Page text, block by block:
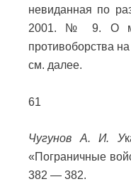
невиданная по
2001. № 9. О
противоборства
см. далее.
61
Чугунов А. И. У
«Пограничные
382 — 382.